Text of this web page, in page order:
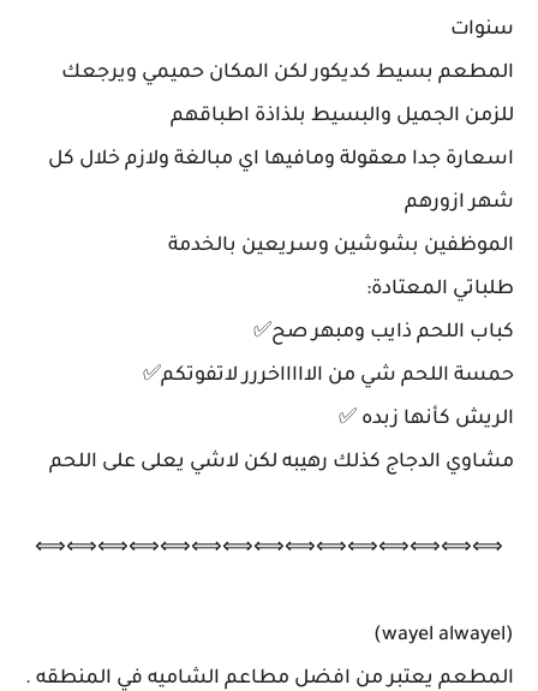
سنوات
المطعم بسيط كديكور لكن المكان حميمي ويرجعك
للزمن الجميل والبسيط بلذاذة اطباقهم
اسعارة جدا معقولة ومافيها اي مبالغة ولازم خلال كل
شهر ازورهم
الموظفين بشوشين وسريعين بالخدمة
طلباتي المعتادة:
كباب اللحم ذايب ومبهر صح✅
حمسة اللحم شي من الاااااخررر لاتفوتكم✅
الريش كأنها زبده ✅
مشاوي الدجاج كذلك رهيبه لكن لاشي يعلى على اللحم
⟺⟺⟺⟺⟺⟺⟺⟺⟺⟺⟺⟺⟺⟺⟺
(wayel alwayel)
المطعم يعتبر من افضل مطاعم الشاميه في المنطقه .